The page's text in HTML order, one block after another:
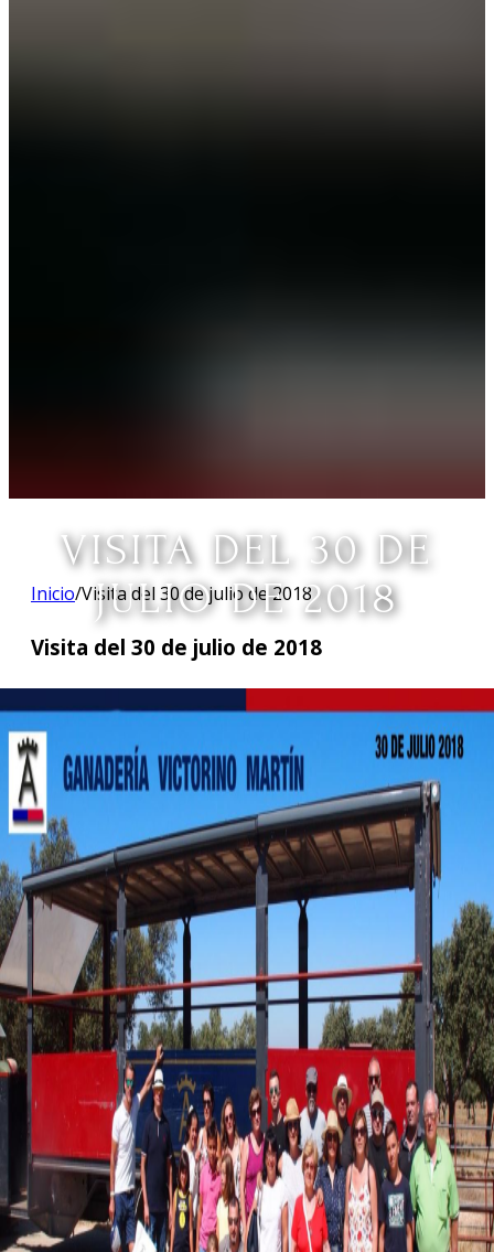
VISITA DEL 30 DE
JULIO DE 2018
Inicio/Visita del 30 de julio de 2018
Visita del 30 de julio de 2018